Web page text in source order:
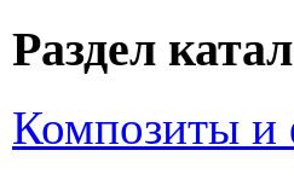
Раздел
Композиты и